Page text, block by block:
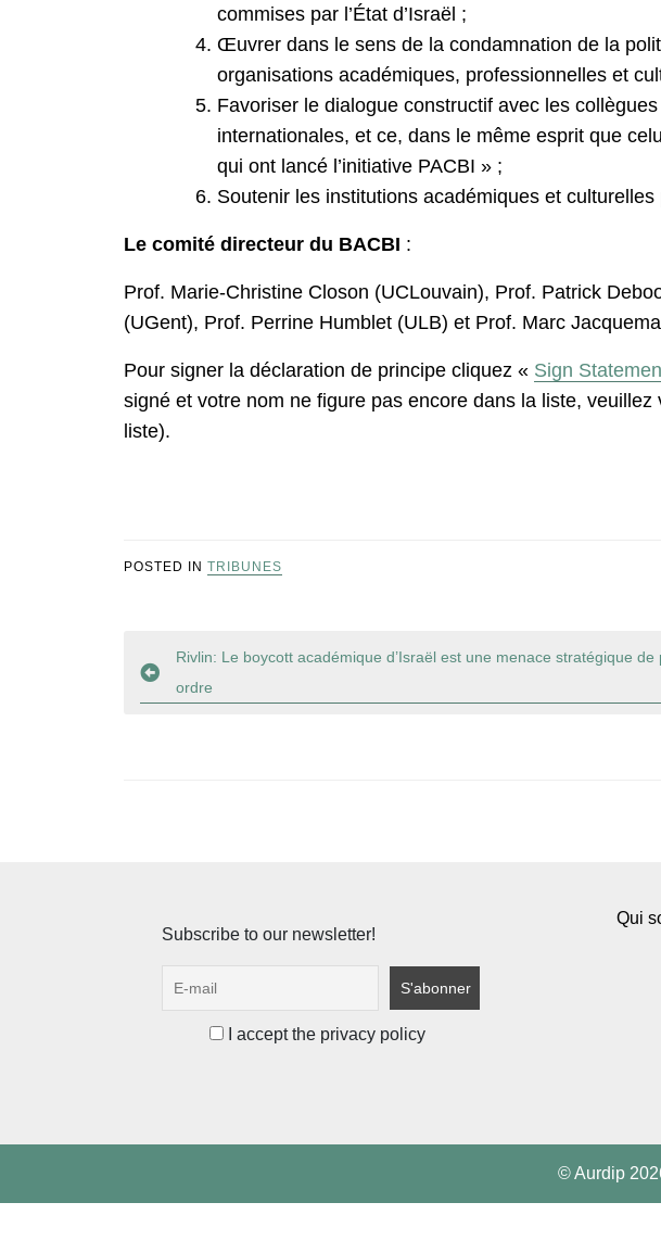
commises par l’État d’Israël ;
Œuvrer dans le sens de la condamnation de la
organisations académiques, professionnelles et
Favoriser le dialogue constructif avec les
internationales, et ce, dans le même esprit que
qui ont lancé l’initiative PACBI » ;
Soutenir les institutions académiques et culturelles
Le comité directeur du BACBI :
Prof. Marie-Christine Closon (UCLouvain), Prof. Patrick
(UGent), Prof. Perrine Humblet (ULB) et Prof. Marc
Pour signer la déclaration de principe cliquez « Sign
signé et votre nom ne figure pas encore dans la liste,
liste).
POSTED IN TRIBUNES
Navigation
de
Rivlin: Le boycott académique d’Israël est une menace stratégique de
ordre
Subscribe to our newsletter!
I accept the privacy policy
Qui
© Aurdip